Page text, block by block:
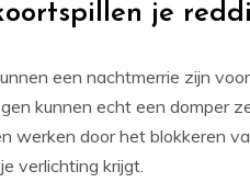
je
een nachtmerrie zijn
kunnen echt een domper
werken door het blokkeren
verlichting krijgt.